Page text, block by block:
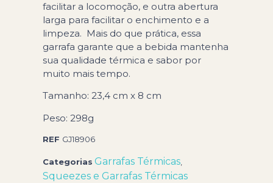
facilitar a locomoção, e outra abertura
larga para facilitar o enchimento e a
limpeza. Mais do que prática, essa
garrafa garante que a bebida mantenha
sua qualidade térmica e sabor por
muito mais tempo.
Tamanho: 23,4 cm x 8 cm
Peso: 298g
REF GJ18906
Categorias Garrafas Térmicas,
Squeezes e Garrafas Térmicas